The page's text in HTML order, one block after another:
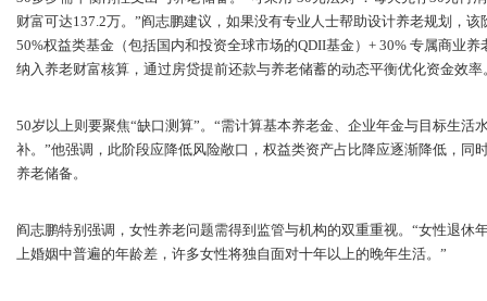
财富可达137.2万。”阎志鹏建议，如果没有专业人士帮助设计养老规划，
50%权益类基金（包括国内和投资全球市场的QDII基金）+ 30% 专属商业
纳入养老财富核算，通过房贷提前还款与养老储蓄的动态平衡优化资金效率
50岁以上则要聚焦“缺口测算”。“需计算基本养老金、企业年金与目标生活
补。”他强调，此阶段应降低风险敞口，权益类资产占比降应逐渐降低，同
养老储备。
阎志鹏特别强调，女性养老问题需得到监管与机构的双重重视。“女性退休
上婚姻中普遍的年龄差，许多女性将独自面对十年以上的晚年生活。”